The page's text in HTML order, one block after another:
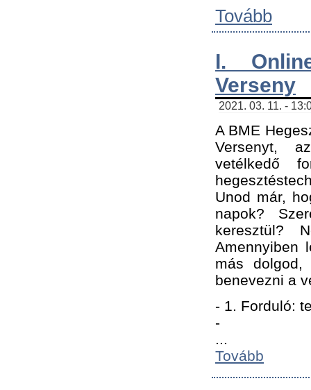
Tovább
I.
Verseny
2021. 03. 11. -
A BME
Versenyt,
vetélkedő
Unod már,
napok?
keresztül?
Amennyiben
más
benevezni a
- 1. Forduló:
-
...
Tovább